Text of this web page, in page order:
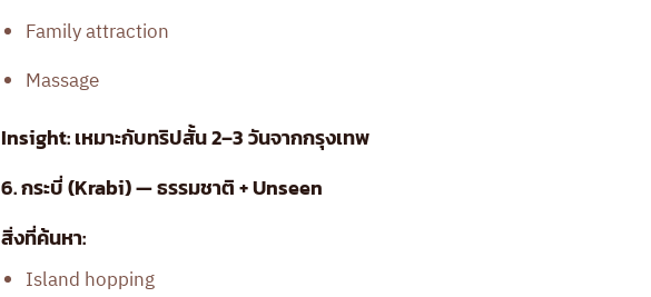
Family attraction
Massage
Insight: เหมาะกับทริปสั้น 2–3 วันจากกรุงเทพ
6. กระบี่ (Krabi) — ธรรมชาติ + Unseen
สิ่งที่ค้นหา:
Island hopping